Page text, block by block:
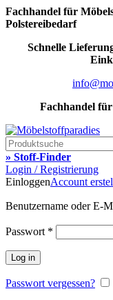
Fachhandel für
Polstereibedarf
Schnelle
Fachhandel
» Stoff-Finder
Login / Registrierung
EinloggenAccount
Benutzername oder E-
Passwort *
Log in
Passwort vergessen?